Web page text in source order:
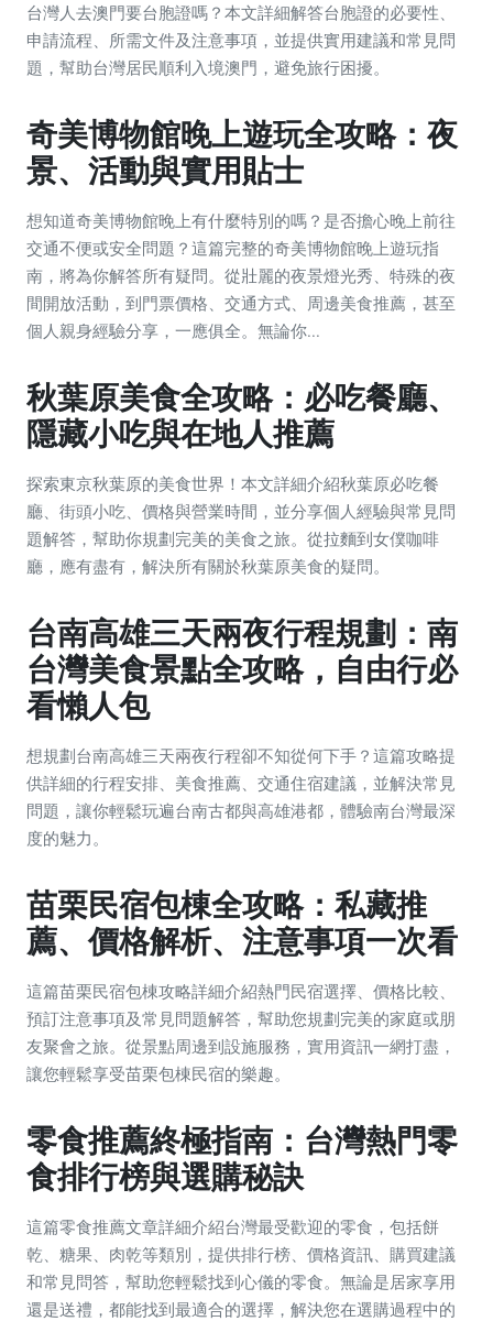
台灣人去澳門要台胞證嗎？本文詳細解答台胞證的必要性、
申請流程、所需文件及注意事項，並提供實用建議和常見問
題，幫助台灣居民順利入境澳門，避免旅行困擾。
奇美博物館晚上遊玩全攻略：夜
景、活動與實用貼士
想知道奇美博物館晚上有什麼特別的嗎？是否擔心晚上前往
交通不便或安全問題？這篇完整的奇美博物館晚上遊玩指
南，將為你解答所有疑問。從壯麗的夜景燈光秀、特殊的夜
間開放活動，到門票價格、交通方式、周邊美食推薦，甚至
個人親身經驗分享，一應俱全。無論你...
秋葉原美食全攻略：必吃餐廳、
隱藏小吃與在地人推薦
探索東京秋葉原的美食世界！本文詳細介紹秋葉原必吃餐
廳、街頭小吃、價格與營業時間，並分享個人經驗與常見問
題解答，幫助你規劃完美的美食之旅。從拉麵到女僕咖啡
廳，應有盡有，解決所有關於秋葉原美食的疑問。
台南高雄三天兩夜行程規劃：南
台灣美食景點全攻略，自由行必
看懶人包
想規劃台南高雄三天兩夜行程卻不知從何下手？這篇攻略提
供詳細的行程安排、美食推薦、交通住宿建議，並解決常見
問題，讓你輕鬆玩遍台南古都與高雄港都，體驗南台灣最深
度的魅力。
苗栗民宿包棟全攻略：私藏推
薦、價格解析、注意事項一次看
這篇苗栗民宿包棟攻略詳細介紹熱門民宿選擇、價格比較、
預訂注意事項及常見問題解答，幫助您規劃完美的家庭或朋
友聚會之旅。從景點周邊到設施服務，實用資訊一網打盡，
讓您輕鬆享受苗栗包棟民宿的樂趣。
零食推薦終極指南：台灣熱門零
食排行榜與選購秘訣
這篇零食推薦文章詳細介紹台灣最受歡迎的零食，包括餅
乾、糖果、肉乾等類別，提供排行榜、價格資訊、購買建議
和常見問答，幫助您輕鬆找到心儀的零食。無論是居家享用
還是送禮，都能找到最適合的選擇，解決您在選購過程中的